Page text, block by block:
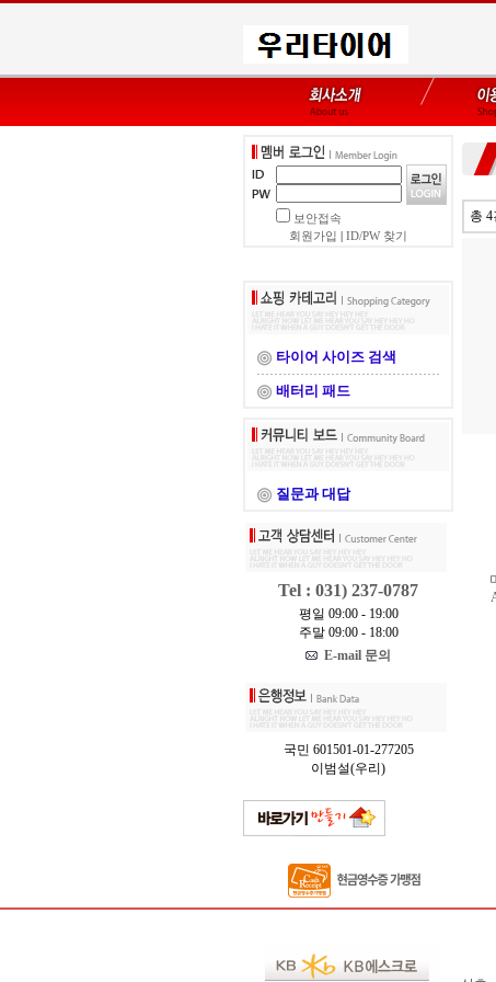
보안접속
회원가입
ID/PW 찾기
타이어 사이즈 검색
배터리 패드
질문과 대답
Tel : 031) 237-0787
평일 09:00 - 19:00
주말 09:00 - 18:00
E-mail 문의
국민 601501-01-277205
이범설(우리)
총 4